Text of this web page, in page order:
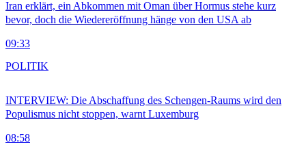
Iran erklärt, ein Abkommen mit Oman über Hormus stehe kurz
bevor, doch die Wiedereröffnung hänge von den USA ab
09:33
INTERVIEW: Die Abschaffung des Schengen-Raums wird den
Populismus nicht stoppen, warnt Luxemburg
08:58
POLITIK